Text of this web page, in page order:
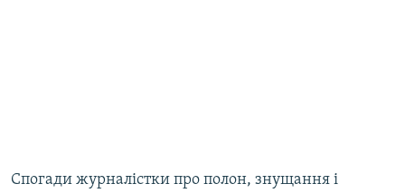
Спогади журналістки про полон, знущання і